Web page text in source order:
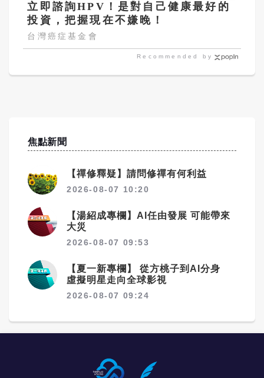
立即諮詢HPV！是對自己健康最好的
投資，把握現在不嫌晚！
台灣癌症基金會
Recommended by
焦點新聞
【禪修釋疑】請問修禪有何利益
2026-08-07 10:20
【湯紹成專欄】AI任由發展 可能帶來
大災
2026-08-07 09:53
【夏一新專欄】 從方桃子到AI分身
虛擬明星走向全球影視
2026-08-07 09:24